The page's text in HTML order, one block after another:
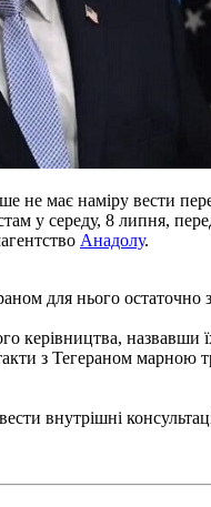
має наміру вести
у середу, 8 липня,
Анадолу.
для нього
керівництва,
з Тегераном марною
внутрішні